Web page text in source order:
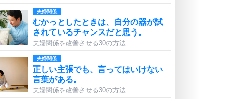
夫婦関係
むかっとしたときは、自分の器が試
されているチャンスだと思う。
夫婦関係を改善させる30の方法
夫婦関係
正しい主張でも、言ってはいけない
言葉がある。
夫婦関係を改善させる30の方法